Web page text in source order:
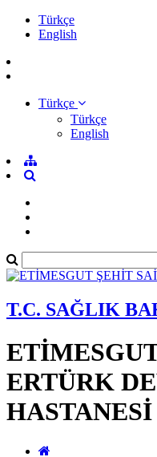
Türkçe
English
Türkçe
Türkçe
English
T.C. SAĞLIK
ERTÜRK
HASTANESİ